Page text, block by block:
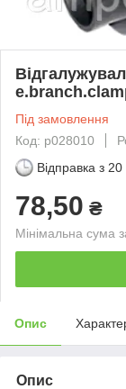
Під замовлення
Код: р028010
Відправка з 20
78,50 ₴
Мінімальна сума
Опис
Опис